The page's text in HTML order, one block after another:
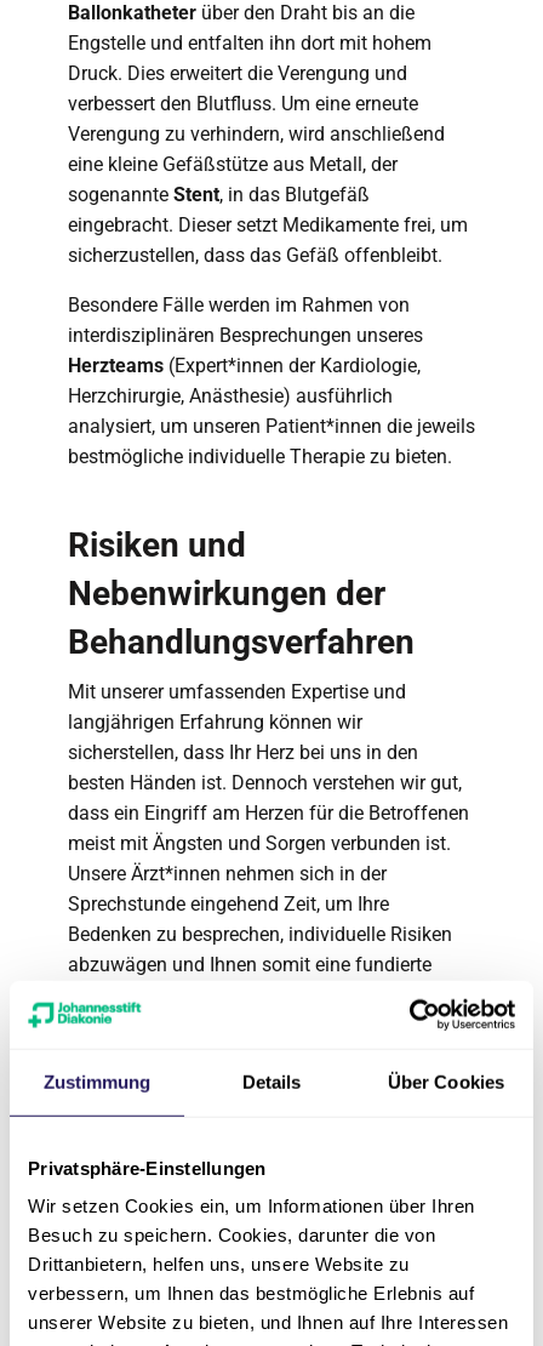
Zustimmung Details Über Cookies
Privatsphäre-Einstellungen
Wir setzen Cookies ein, um Informationen über Ihren
Besuch zu speichern. Cookies, darunter die von
Drittanbietern, helfen uns, unsere Website zu
verbessern, um Ihnen das bestmögliche Erlebnis auf
unserer Website zu bieten, und Ihnen auf Ihre Interessen
Ballonkatheter über den Draht bis an die
Engstelle und entfalten ihn dort mit hohem
Druck. Dies erweitert die Verengung und
verbessert den Blutfluss. Um eine erneute
Verengung zu verhindern, wird anschließend
eine kleine Gefäßstütze aus Metall, der
sogenannte Stent, in das Blutgefäß
eingebracht. Dieser setzt Medikamente frei, um
sicherzustellen, dass das Gefäß offenbleibt.
Besondere Fälle werden im Rahmen von
interdisziplinären Besprechungen unseres
Herzteams (Expert*innen der Kardiologie,
Herzchirurgie, Anästhesie) ausführlich
analysiert, um unseren Patient*innen die jeweils
bestmögliche individuelle Therapie zu bieten.
Risiken und
Nebenwirkungen der
Behandlungsverfahren
Mit unserer umfassenden Expertise und
langjährigen Erfahrung können wir
sicherstellen, dass Ihr Herz bei uns in den
besten Händen ist. Dennoch verstehen wir gut,
dass ein Eingriff am Herzen für die Betroffenen
meist mit Ängsten und Sorgen verbunden ist.
Unsere Ärzt*innen nehmen sich in der
Sprechstunde eingehend Zeit, um Ihre
Bedenken zu besprechen, individuelle Risiken
abzuwägen und Ihnen somit eine fundierte
Entscheidungsgrundlage zu bieten, der Sie
vertrauen können.
Unsere Leistungen im
Zur Diagnose und Therapie der koronaren
Herzkrankheit kommen bei uns insbesondere
folgende Verfahren zum Einsatz:
Elektrokardiogramm (EKG): Ruhe-EKG,
Belastungs-EKG